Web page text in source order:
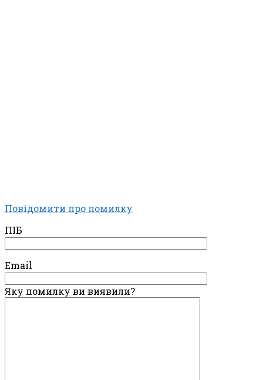
Повідомити про помилку
ПІБ
Email
Яку помилку ви виявили?